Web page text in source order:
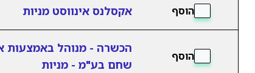
הוסף אקסלנס אינווסט מניות
הוסף
הכשרה - מנוהל באמצעות
שחם בע"מ - מניות